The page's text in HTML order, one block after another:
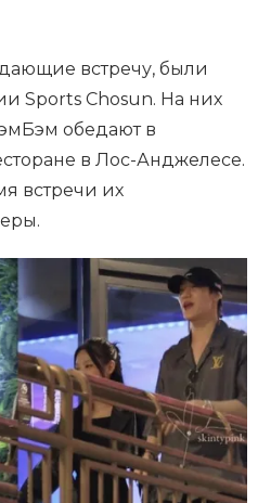
встречу, были
Sports Chosun. На них
обедают в
в Лос-Анджелесе.
встречи их